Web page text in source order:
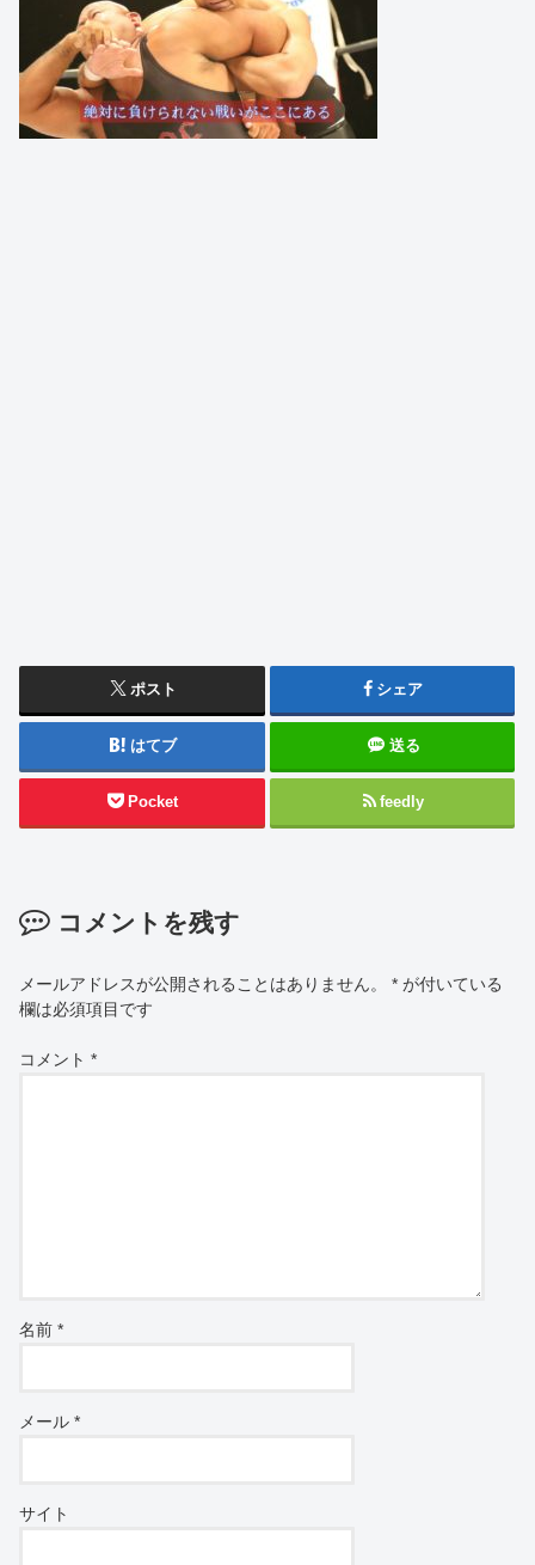
ポスト シェア
はてブ 送る
Pocket feedly
コメントを残す
メールアドレスが公開されることはありません。 * が付いている
欄は必須項目です
コメント*
名前*
メール*
サイト